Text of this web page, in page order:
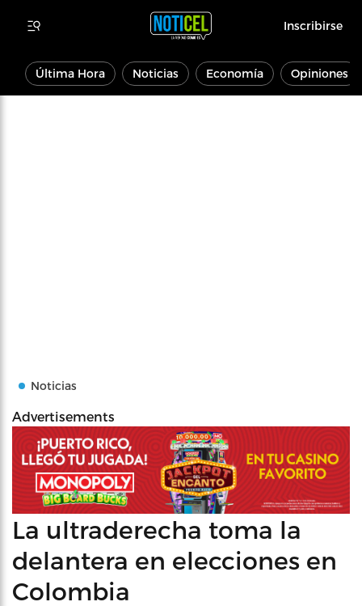
Inscribirse
Última Hora Noticias Economía Opiniones
Noticias
Advertisements
La ultraderecha toma la
delantera en elecciones en
Colombia